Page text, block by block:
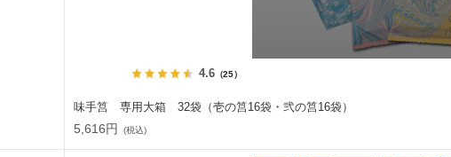
4.6（25）
味手筥 専用大箱 32袋（壱の筥16袋・弐の筥16袋）
5,616円 (税込)